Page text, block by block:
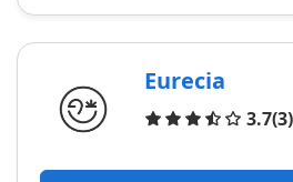
Eurecia
3.7(3)
Opiniones